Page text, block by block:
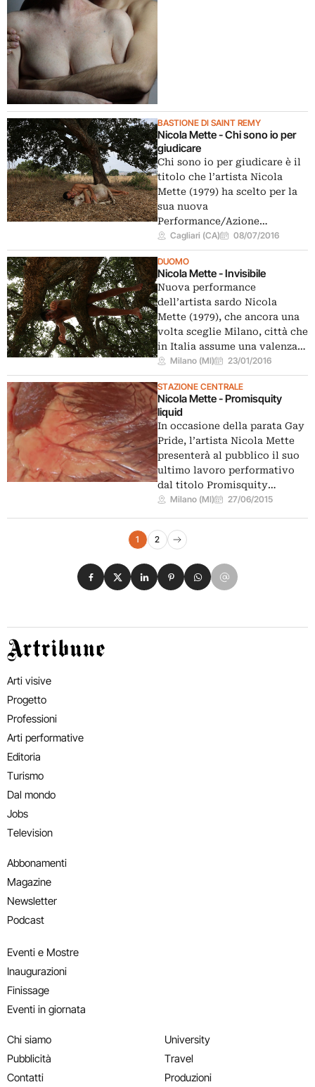
BASTIONE DI SAINT REMY
Nicola Mette - Chi sono io per
giudicare
Chi sono io per giudicare è il
titolo che l’artista Nicola
Mette (1979) ha scelto per la
sua nuova
Performance/Azione…
Cagliari (CA) 08/07/2016
DUOMO
Nicola Mette - Invisibile
Nuova performance
dell’artista sardo Nicola
Mette (1979), che ancora una
volta sceglie Milano, città che
in Italia assume una valenza…
Milano (MI) 23/01/2016
STAZIONE CENTRALE
Nicola Mette - Promisquity
liquid
In occasione della parata Gay
Pride, l’artista Nicola Mette
presenterà al pubblico il suo
ultimo lavoro performativo
dal titolo Promisquity…
Milano (MI) 27/06/2015
Navigazione eventi1 2
Pagina successiva
Condividi su Facebook
Condividi su X
Condividi su LinkedIn
Condividi su Pinterest
Condividi su WhatsApp
Condividi su Email
Artribune
Arti visive
Progetto
Professioni
Arti performative
Editoria
Turismo
Dal mondo
Jobs
Television
Abbonamenti
Magazine
Newsletter
Podcast
Eventi e Mostre
Inaugurazioni
Finissage
Eventi in giornata
Chi siamo
Pubblicità
Contatti
University
Travel
Produzioni